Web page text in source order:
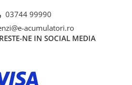
USB
03744 99990
acumulatori.ro
NE IN SOCIAL MEDIA